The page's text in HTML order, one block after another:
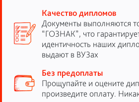
Качество дипломов
Документы выполняются
“ГОЗНАК”, что
идентичность наших
выдают в ВУЗах
Без предоплаты
Прощупайте и оцените
произведите оплату.